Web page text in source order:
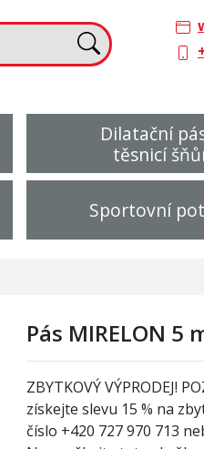
Dilatační
těsnicí
Sportovní
Pás MIRELON 5
ZBYTKOVÝ VÝPRODEJ!
získejte slevu 15 % na
číslo +420 727 970 713